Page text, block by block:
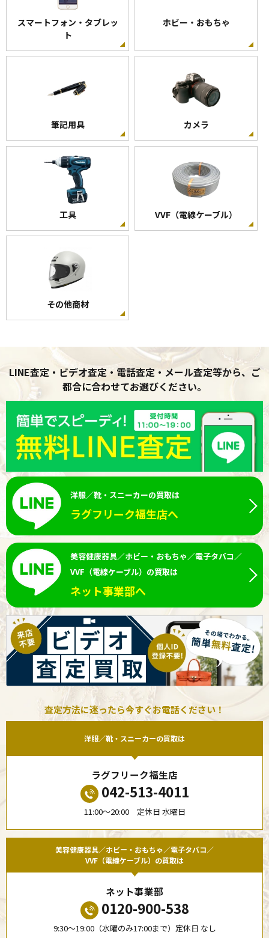
スマートフォン・タブレッ
ト
ホビー・おもちゃ
筆記用具 カメラ
工具 VVF（電線ケーブル）
その他商材
LINE査定・ビデオ査定・電話査定・メール査定等から、ご
都合に合わせてお選びください。
洋服／靴・スニーカーの買取は
ラグフリーク福生店へ
美容健康器具／ホビー・おもちゃ／電子タバコ／
VVF（電線ケーブル）の買取は
ネット事業部へ
査定方法に迷ったら今すぐお電話ください！
洋服／靴・スニーカーの買取は
ラグフリーク福生店
042-513-4011
11:00〜20:00 定休日 水曜日
美容健康器具／ホビー・おもちゃ／電子タバコ／
VVF（電線ケーブル）の買取は
ネット事業部
0120-900-538
9:30〜19:00（水曜のみ17:00まで）定休日 なし